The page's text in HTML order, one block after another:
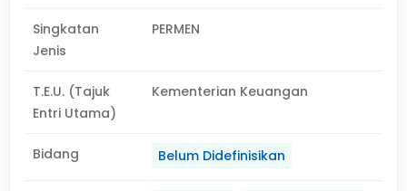
Singkatan
Jenis
PERMEN
T.E.U. (Tajuk
Entri Utama)
Kementerian Keuangan
Bidang Belum Didefinisikan